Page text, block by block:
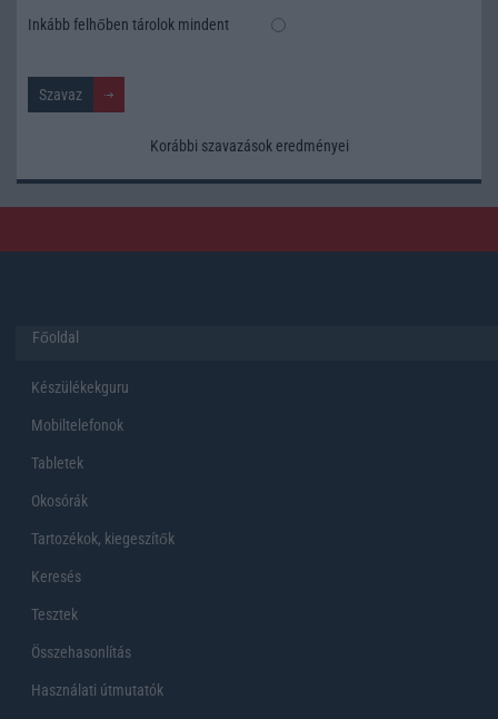
Inkább felhőben tárolok mindent
Korábbi szavazások eredményei
Főoldal
Készülékekguru
Mobiltelefonok
Tabletek
Okosórák
Tartozékok, kiegeszítők
Keresés
Tesztek
Összehasonlítás
Használati útmutatók